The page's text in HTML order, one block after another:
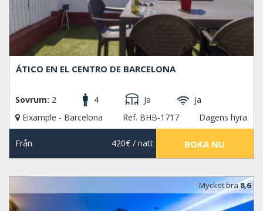
ÁTICO EN EL CENTRO DE BARCELONA
Sovrum: 2 4 Ja
Ja
Eixample - Barcelona
Ref. BHB-1717 Dagens hyra
Från 420€/ natt BOKA NU
Mycket bra8,6